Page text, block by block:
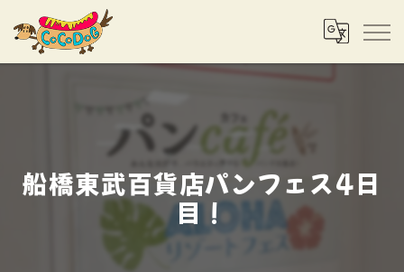
船橋東武百貨店パンフェス4日
目！